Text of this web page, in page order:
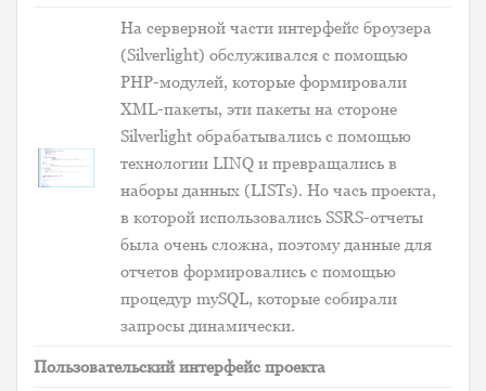
На серверной части интерфейс броузера
(Silverlight) обслуживался с помощью
PHP-модулей, которые формировали
XML-пакеты, эти пакеты на стороне
Silverlight обрабатывались с помощью
технологии LINQ и превращались в
наборы данных (LISTs). Но чась проекта,
в которой использовались SSRS-отчеты
была очень сложна, поэтому данные для
отчетов формировались с помощью
процедур mySQL, которые собирали
запросы динамически.
Пользовательский интерфейс проекта